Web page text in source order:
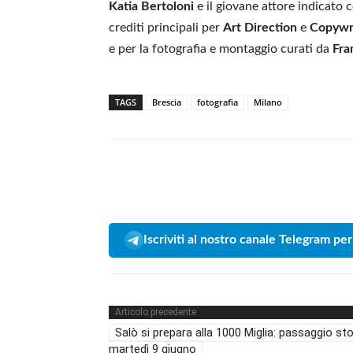
Katia Bertoloni e il giovane attore indicato
crediti principali per Art Direction e
e per la fotografia e montaggio curati da
TAGS Brescia fotografia Milano
Iscriviti al nostro canale Telegram
Articolo precedente
Salò si prepara alla 1000 Miglia: passaggio
martedì 9 giugno